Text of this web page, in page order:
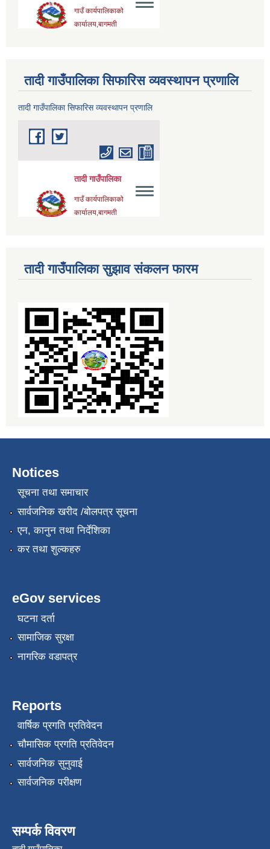
तादी गाउँपालिका सिफारिस व्यवस्थापन प्रणालि
तादी गाउँपालिका सिफारिस व्यवस्थापन प्रणालि
तादी गाउँपालिका सुझाव संकलन फारम
Notices
सूचना तथा समाचार
सार्वजनिक खरीद /बोलपत्र सूचना
एन, कानुन तथा निर्देशिका
कर तथा शुल्कहरु
eGov services
घटना दर्ता
सामाजिक सुरक्षा
नागरिक वडापत्र
Reports
वार्षिक प्रगति प्रतिवेदन
चौमासिक प्रगति प्रतिवेदन
सार्वजनिक सुनुवाई
सार्वजनिक परीक्षण
सम्पर्क विवरण